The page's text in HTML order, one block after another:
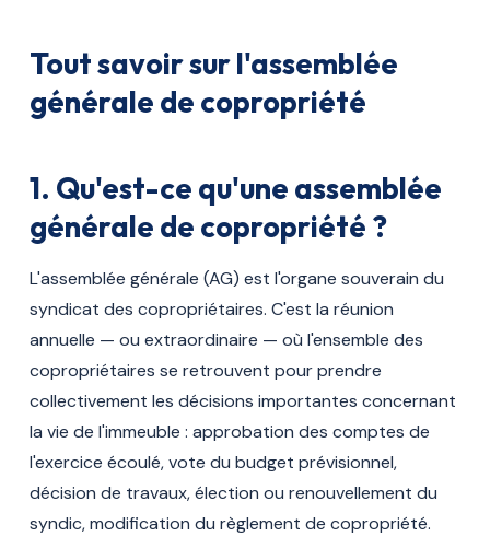
Tout savoir sur l'assemblée
générale de copropriété
1. Qu'est-ce qu'une assemblée
générale de copropriété ?
L'assemblée générale (AG) est l'organe souverain du
syndicat des copropriétaires. C'est la réunion
annuelle — ou extraordinaire — où l'ensemble des
copropriétaires se retrouvent pour prendre
collectivement les décisions importantes concernant
la vie de l'immeuble : approbation des comptes de
l'exercice écoulé, vote du budget prévisionnel,
décision de travaux, élection ou renouvellement du
syndic, modification du règlement de copropriété.